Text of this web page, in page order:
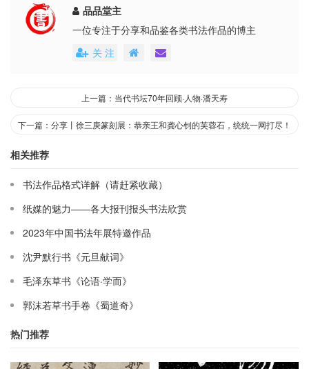
品品堂主
一位专注于分享和品鉴各类书法作品的博主
关 注
上一篇：当代书坛70年回顾·人物·潘天寿
下一篇：分享丨徐三庚篆刻展：恭亲王和龚心钊的芙蓉石，统统一网打尽！
相关推荐
书法作品格式详解（请赶紧收藏）
纸媒的魅力——各大报刊报头书法欣赏
2023年中国书法年展特邀作品
沈尹默行书《元旦献词》
毛泽东草书《论语·学而》
郭沫若草书手卷《蜀道奇》
热门推荐